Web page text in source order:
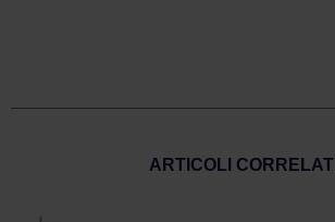
ARTICOLI CORRELATI